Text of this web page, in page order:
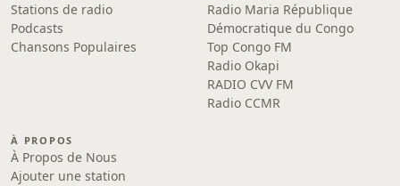
Stations de radio
Podcasts
Chansons Populaires
Radio Maria République
Démocratique du Congo
Top Congo FM
Radio Okapi
RADIO CVV FM
Radio CCMR
À PROPOS
À Propos de Nous
Ajouter une station